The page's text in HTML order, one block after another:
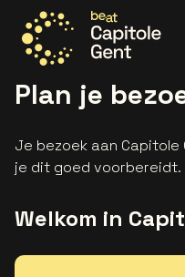
Plan je
Je bezoek aan
je dit goed voorbereidt.
Welkom in